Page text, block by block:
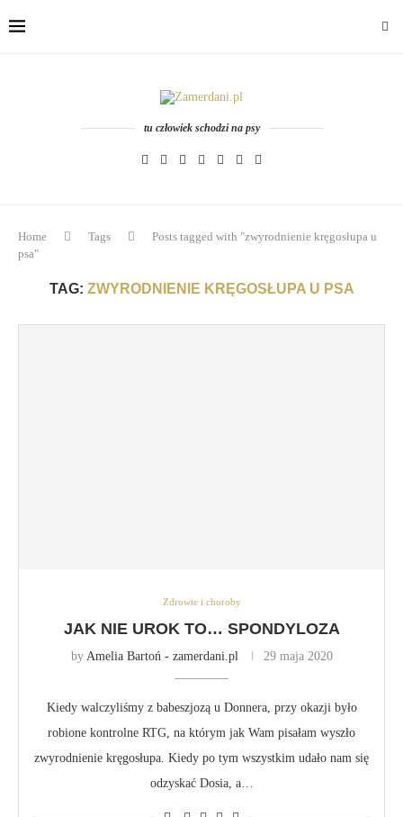
tu człowiek schodzi na psy
Home Tags
Posts tagged with "zwyrodnienie kręgosłupa u
psa"
TAG: ZWYRODNIENIE KRĘGOSŁUPA U PSA
Zdrowie i choroby
JAK NIE UROK TO… SPONDYLOZA
by Amelia Bartoń - zamerdani.pl 29 maja 2020
Kiedy walczyliśmy z babeszjozą u Donnera, przy okazji było
robione kontrolne RTG, na którym jak Wam pisałam wyszło
zwyrodnienie kręgosłupa. Kiedy po tym wszystkim udało nam się
odzyskać Dosia, a…